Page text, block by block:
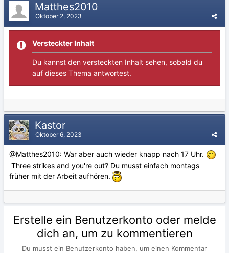
Matthes2010
Oktober 2, 2023
Versteckter Inhalt
Du kannst den versteckten Inhalt sehen, sobald du
auf dieses Thema antwortest.
Kastor
Oktober 6, 2023
@Matthes2010: War aber auch wieder knapp nach 17 Uhr.
Three strikes and you're out? Du musst einfach montags
früher mit der Arbeit aufhören.
Erstelle ein Benutzerkonto oder melde
dich an, um zu kommentieren
Du musst ein Benutzerkonto haben, um einen Kommentar